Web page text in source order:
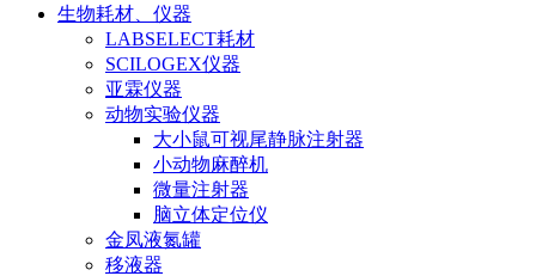
生物耗材、仪器
LABSELECT耗材
SCILOGEX仪器
亚霖仪器
动物实验仪器
大小鼠可视尾静脉注射器
小动物麻醉机
微量注射器
脑立体定位仪
金凤液氮罐
移液器